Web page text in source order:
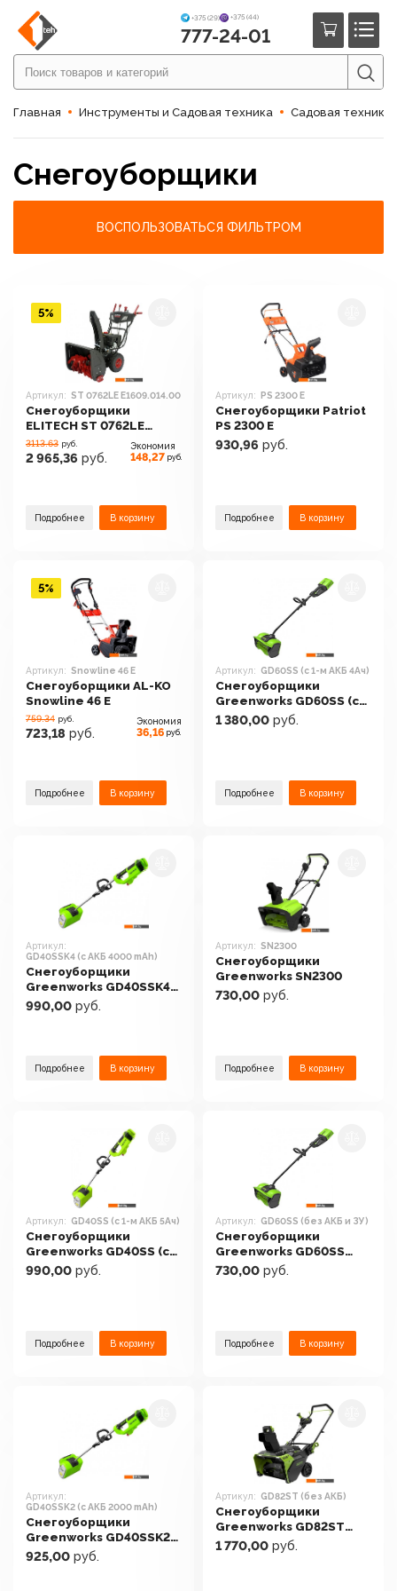
+375 (29) +375 (44)
777-24-01
Главная Инструменты и Садовая техника Садовая техника
Снегоуборщики
ВОСПОЛЬЗОВАТЬСЯ ФИЛЬТРОМ
Артикул: ST 0762LE E1609.014.00
Снегоуборщики
ELITECH ST 0762LE
E1609.014.00
3113.63 руб.
2 965,36 руб.
Экономия
148,27 руб.
Подробнее В корзину
5%
Артикул: PS 2300 E
Снегоуборщики Patriot
PS 2300 E
930,96 руб.
Подробнее В корзину
Артикул: Snowline 46 E
Снегоуборщики AL-KO
Snowline 46 E
759.34 руб.
723,18 руб.
Экономия
36,16 руб.
Подробнее В корзину
5%
Артикул: GD60SS (с 1-м АКБ 4Ач)
Снегоуборщики
Greenworks GD60SS (с
1-м АКБ 4Ач)
1 380,00 руб.
Подробнее В корзину
Артикул:
GD40SSK4 (с АКБ 4000 mAh)
Снегоуборщики
Greenworks GD40SSK4
(с АКБ 4000 mAh)
990,00 руб.
Подробнее В корзину
Артикул: SN2300
Снегоуборщики
Greenworks SN2300
730,00 руб.
Подробнее В корзину
Артикул: GD40SS (с 1-м АКБ 5Ач)
Снегоуборщики
Greenworks GD40SS (с
1-м АКБ 5Ач)
990,00 руб.
Подробнее В корзину
Артикул: GD60SS (без АКБ и ЗУ)
Снегоуборщики
Greenworks GD60SS
(без АКБ и ЗУ)
730,00 руб.
Подробнее В корзину
Артикул:
GD40SSK2 (с АКБ 2000 mAh)
Снегоуборщики
Greenworks GD40SSK2
(с АКБ 2000 mAh)
925,00 руб.
Артикул: GD82ST (без АКБ)
Снегоуборщики
Greenworks GD82ST
(без АКБ)
1 770,00 руб.